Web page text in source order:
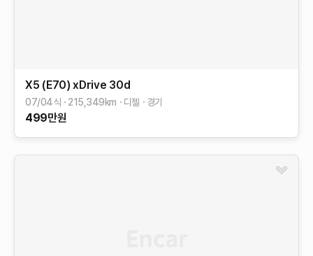
X5 (E70) xDrive 30d
07/04식 215,349km 디젤 경기
499만원